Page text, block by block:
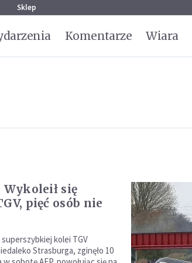
Sklep
Komentarze Wiara
Wykoleił się
pięć osób nie
superszybkiej kolei TGV
Strasburga, zginęło 10